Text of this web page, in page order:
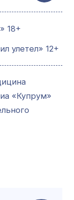
18+
улетел» 12+
«Купрум»